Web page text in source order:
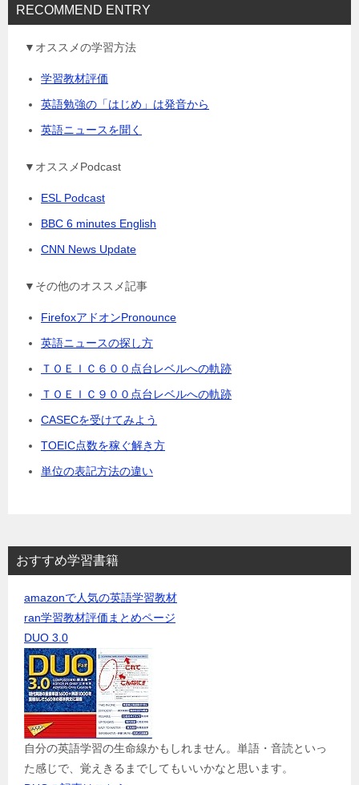
RECOMMEND ENTRY
▼オススメの学習方法
学習教材評価
英語勉強の「はじめ」は発音から
英語ニュースを聞く
▼オススメPodcast
ESL Podcast
BBC 6 minutes English
CNN News Update
▼その他のオススメ記事
FirefoxアドオンPronounce
英語ニュースの探し方
ＴＯＥＩＣ６００点台レベルへの軌跡
ＴＯＥＩＣ９００点台レベルへの軌跡
CASECを受けてみよう
TOEIC点数を稼ぐ解き方
単位の表記方法の違い
おすすめ学習書籍
amazonで人気の英語学習教材
ran学習教材評価まとめページ
DUO 3.0
自分の英語学習の生命線かもしれません。単語・音読といっ
た感じで、覚えきるまでしてもいいかなと思います。